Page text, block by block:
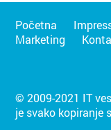
Početna
Marketing
© 2009-2021 IT
je svako kopiranje